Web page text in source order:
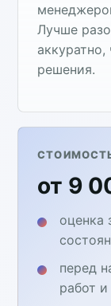
Лучше
решения.
от 9
оценка
перед
работ